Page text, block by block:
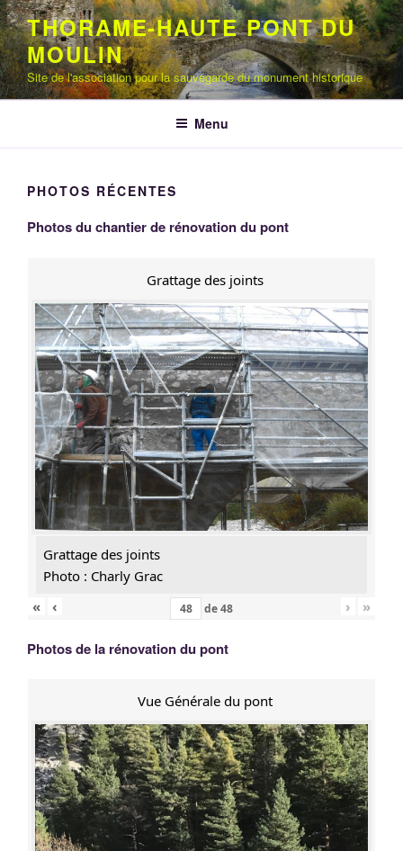
Aller
au
contenu
principal
THORAME-HAUTE PONT DU
MOULIN
Site de l'association pour la sauvegarde du monument historique
Menu
PHOTOS RÉCENTES
Photos du chantier de rénovation du pont
Grattage des joints
Grattage des joints
Photo : Charly Grac
«
‹ de48 › »
Photos de la rénovation du pont
Vue Générale du pont